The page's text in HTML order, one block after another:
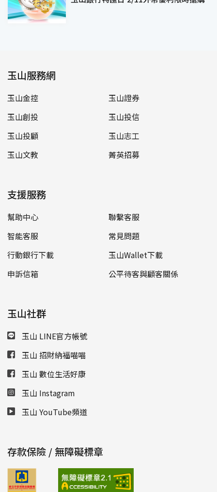
玉山服務網
玉山金控
玉山證券
玉山創投
玉山投信
玉山投顧
玉山志工
玉山文教
菁英招募
支援服務
幫助中心
聯繫客服
智能客服
常見問題
行動銀行下載
玉山Wallet下載
申訴信箱
公平待客與顧客關係
玉山社群
玉山 LINE官方帳號
玉山 招財納福喵喵
玉山 數位生活好康
玉山 Instagram
玉山 YouTube頻道
存款保險 / 無障礙標章